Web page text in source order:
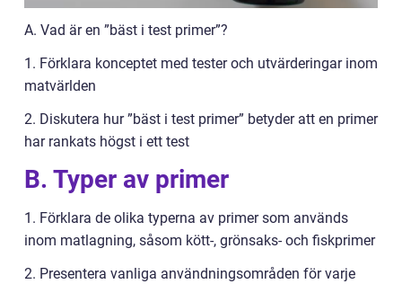
A. Vad är en ”bäst i test primer”?
1. Förklara konceptet med tester och utvärderingar inom
matvärlden
2. Diskutera hur ”bäst i test primer” betyder att en primer
har rankats högst i ett test
B. Typer av primer
1. Förklara de olika typerna av primer som används
inom matlagning, såsom kött-, grönsaks- och fiskprimer
2. Presentera vanliga användningsområden för varje